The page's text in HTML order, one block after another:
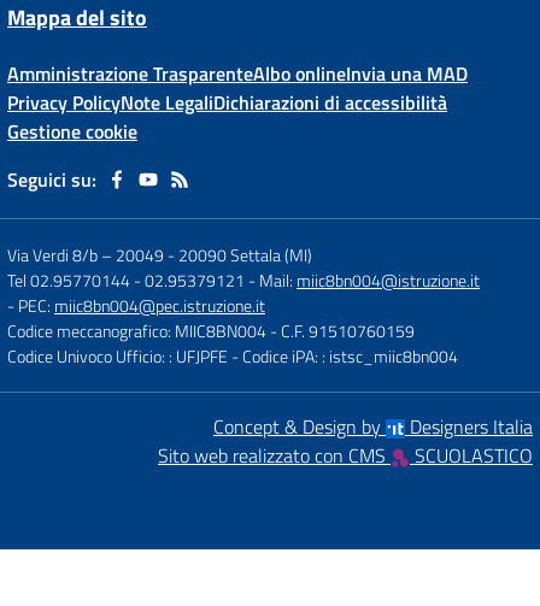
Mappa del sito
Amministrazione TrasparenteAlbo onlineInvia una MAD
Privacy PolicyNote LegaliDichiarazioni di accessibilità
Gestione cookie
Seguici su:
Via Verdi 8/b – 20049 -20090 Settala (MI)
Tel 02.95770144 - 02.95379121 - Mail: miic8bn004@istruzione.it
- PEC: miic8bn004@pec.istruzione.it
Codice meccanografico: MIIC8BN004- C.F. 91510760159
Codice Univoco Ufficio: : UFJPFE - Codice iPA: : istsc_miic8bn004
Concept & Design by
Designers Italia
Sito web realizzato con CMS
SCUOLASTICO